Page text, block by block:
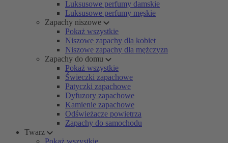
Luksusowe perfumy damskie
Luksusowe perfumy męskie
Zapachy niszowe
Pokaż wszystkie
Niszowe zapachy dla kobiet
Niszowe zapachy dla mężczyzn
Zapachy do domu
Pokaż wszystkie
Świeczki zapachowe
Patyczki zapachowe
Dyfuzory zapachowe
Kamienie zapachowe
Odświeżacze powietrza
Zapachy do samochodu
Twarz
Pokaż wszystkie